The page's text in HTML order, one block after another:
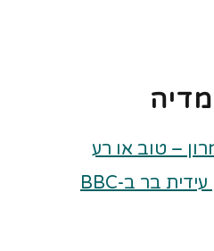
מדיה